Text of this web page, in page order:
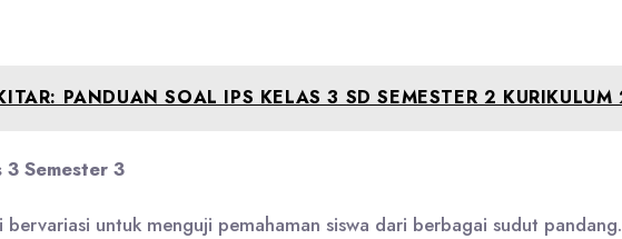
PANDUAN SOAL IPS KELAS 3 SD SEMESTER 2 KURIKULUM
3 Semester 3
untuk menguji pemahaman siswa dari berbagai sudut